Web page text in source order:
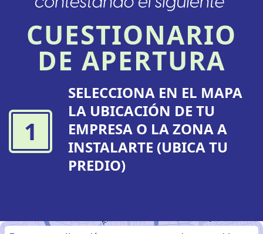
CUESTIONARIO
DE APERTURA
1
SELECCIONA EN EL MAPA
LA UBICACIÓN DE TU
EMPRESA O LA ZONA A
INSTALARTE (UBICA TU
PREDIO)